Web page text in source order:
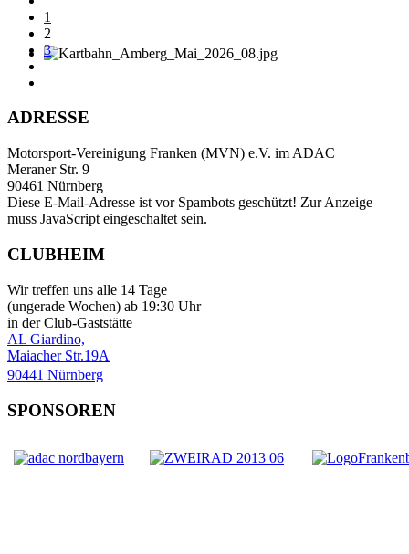
1
2
3
ADRESSE
Motorsport-Vereinigung Franken (MVN) e.V. im ADAC
Meraner Str. 9
90461 Nürnberg
Diese E-Mail-Adresse ist vor Spambots geschützt! Zur Anzeige
muss JavaScript eingeschaltet sein.
CLUBHEIM
Wir treffen uns alle 14 Tage
(ungerade Wochen) ab 19:30 Uhr
in der Club-Gaststätte
AL Giardino,
Maiacher Str.19A
90441 Nürnberg
SPONSOREN